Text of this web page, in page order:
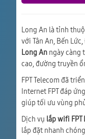
Long An là tỉnh
với Tân An, Bến
Long An ngày càng
cao, đường truyền
FPT Telecom đã
Internet FPT đáp
giúp tối ưu vùng
Dịch vụ lắp wifi FPT
lắp đặt nhanh